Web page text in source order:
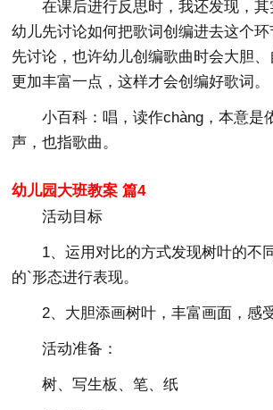
在课后进行反思时，我还发现，
幼儿先讨论如何把歌词创编进去这个
先讨论，也许幼儿创编歌曲时会大胆
更加丰富一点，这样才会创编好歌词。
小百科：唱，读作chàng，本意是
声，也指歌曲。
幼儿园大班教案 篇4
活动目标
1、运用对比的方式发现树叶的不
的`形态进行表现。
2、大胆添画树叶，丰富画面，感
活动准备：
树、写生板、笔、纸